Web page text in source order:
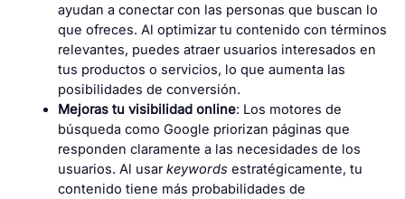
ayudan a conectar con las personas que buscan lo
que ofreces. Al optimizar tu contenido con términos
relevantes, puedes atraer usuarios interesados en
tus productos o servicios, lo que aumenta las
posibilidades de conversión.
Mejoras tu visibilidad online: Los motores de
búsqueda como Google priorizan páginas que
responden claramente a las necesidades de los
usuarios. Al usarkeywords estratégicamente, tu
contenido tiene más probabilidades de